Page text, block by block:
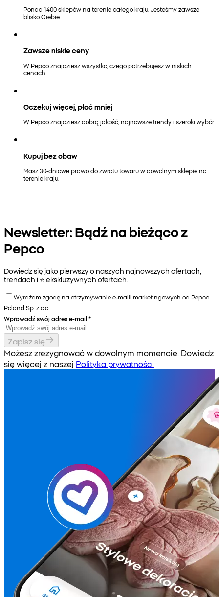
Ponad 1400 sklepów na terenie całego kraju. Jesteśmy zawsze
blisko Ciebie.
Zawsze niskie ceny
W Pepco znajdziesz wszystko, czego potrzebujesz w niskich
cenach.
Oczekuj więcej, płać mniej
W Pepco znajdziesz dobrą jakość, najnowsze trendy i szeroki wybór.
Kupuj bez obaw
Masz 30-dniowe prawo do zwrotu towaru w dowolnym sklepie na
terenie kraju.
Newsletter: Bądź na bieżąco z
Pepco
Dowiedz się jako pierwszy o naszych najnowszych ofertach,
trendach i ⭐️ ekskluzywnych ofertach.
Wyrażam zgodę na otrzymywanie e-maili marketingowych od Pepco
Poland Sp. z o.o.
Wprowadź swój adres e-mail *
Zapisz się
Możesz zrezygnować w dowolnym momencie. Dowiedz
się więcej z naszej Polityka prywatności